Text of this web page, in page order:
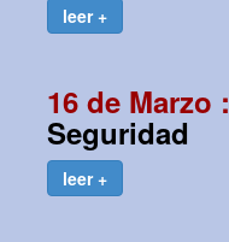
leer +
16 de Marzo :
Seguridad
leer +